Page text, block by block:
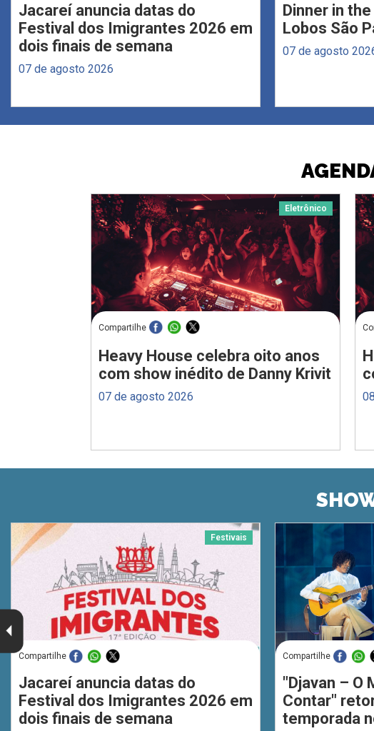
Jacareí anuncia datas do
Festival dos Imigrantes 2026 em
dois finais de semana
07 de agosto 2026
Dinner in
Lobos São
07 de agosto
Eletrônico
Compartilhe
Heavy House celebra oito anos
com show inédito de Danny Krivit
07 de agosto 2026
Festivais
Compartilhe
Jacareí anuncia datas do
Festival dos Imigrantes 2026 em
dois finais de semana
Compartilhe
"Djavan – O
Contar"
temporada